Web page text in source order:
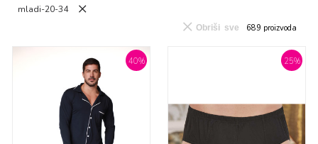
mladi-20-34
689 proizvoda
Obriši sve
40% 25%